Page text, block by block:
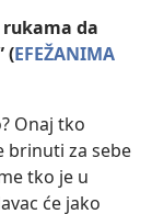
da
(EFEŽANIMA
Onaj tko
brinuti za sebe
tko je u
će jako